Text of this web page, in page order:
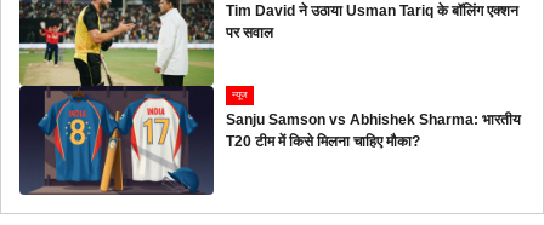
Tim David ने उठाया Usman Tariq के बॉलिंग एक्शन
पर सवाल
न्यूज
Sanju Samson vs Abhishek Sharma: भारतीय
T20 टीम में किसे मिलना चाहिए मौका?